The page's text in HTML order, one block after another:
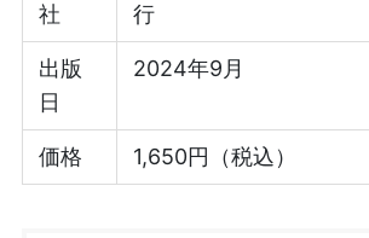
社
行
出版
日
2024年9月
価格 1,650円（税込）